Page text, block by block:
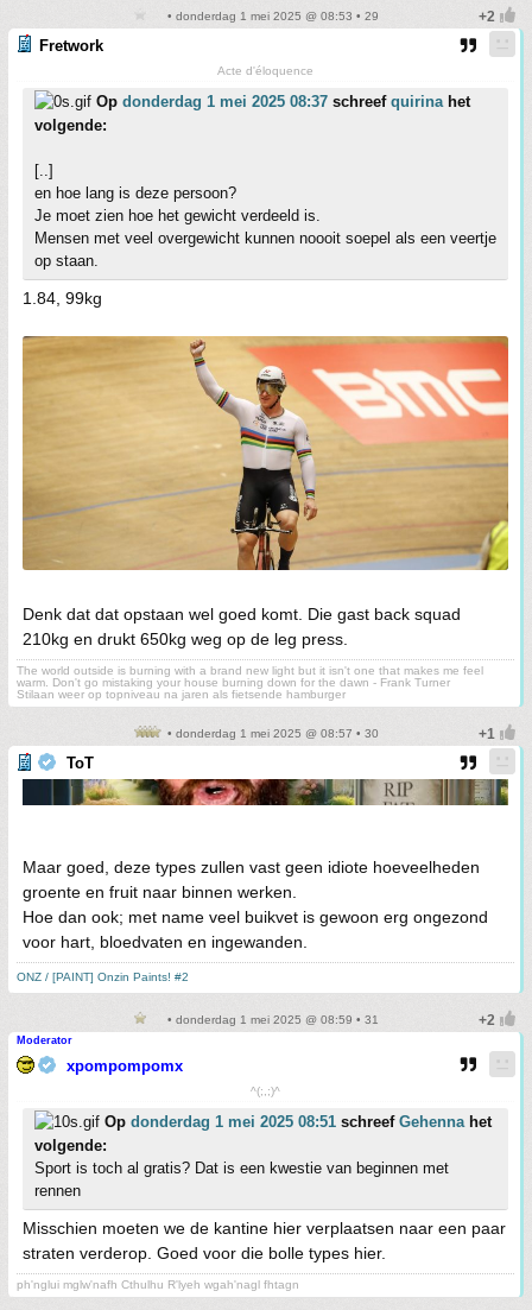
• donderdag 1 mei 2025 @ 08:53 • 29
Fretwork
Acte d'éloquence
Op donderdag 1 mei 2025 08:37 schreef quirinahet
volgende:
[..]
en hoe lang is deze persoon?
Je moet zien hoe het gewicht verdeeld is.
Mensen met veel overgewicht kunnen noooit soepel als een veertje
op staan.
1.84, 99kg
Denk dat dat opstaan wel goed komt. Die gast back squad
210kg en drukt 650kg weg op de leg press.
The world outside is burning with a brand new light but it isn't one that makes me feel
warm. Don't go mistaking your house burning down for the dawn - Frank Turner
Stilaan weer op topniveau na jaren als fietsende hamburger
• donderdag 1 mei 2025 @ 08:57 • 30
ToT
Maar goed, deze types zullen vast geen idiote hoeveelheden
groente en fruit naar binnen werken.
Hoe dan ook; met name veel buikvet is gewoon erg ongezond
voor hart, bloedvaten en ingewanden.
ONZ / [PAINT] Onzin Paints! #2
• donderdag 1 mei 2025 @ 08:59 • 31
Moderator
xpompompomx
^(;,;)^
Op donderdag 1 mei 2025 08:51 schreef Gehenna het
volgende:
Sport is toch al gratis? Dat is een kwestie van beginnen met
rennen
Misschien moeten we de kantine hier verplaatsen naar een paar
straten verderop. Goed voor die bolle types hier.
ph'nglui mglw'nafh Cthulhu R'lyeh wgah'nagl fhtagn